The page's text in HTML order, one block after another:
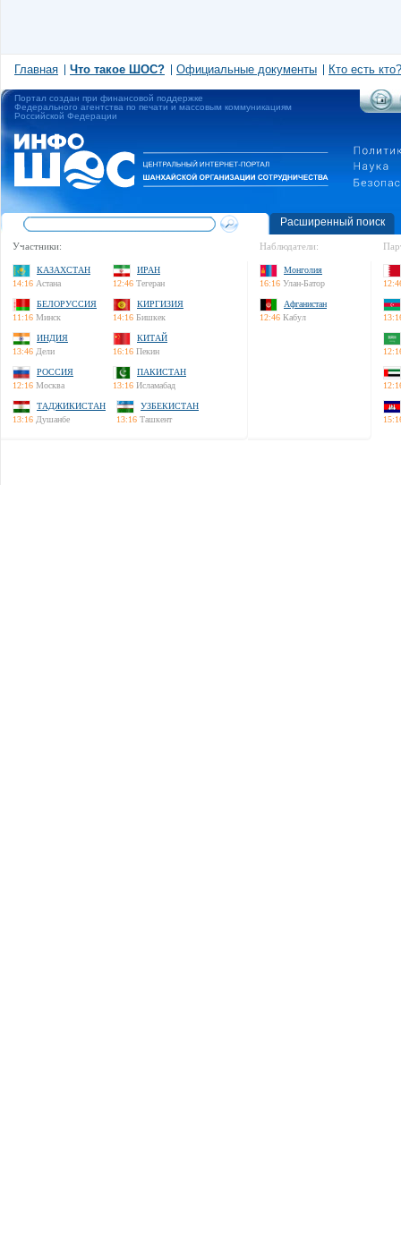
Главная Что такое ШОС? Официальные документы Кто есть кто?
Портал создан при финансовой поддержке
Федерального агентства по печати и массовым коммуникациям
Российской Федерации
Расширенный поиск
Участники:
КАЗАХСТАН
14:16 Астана
ИРАН
12:46 Тегеран
БЕЛОРУССИЯ
11:16 Минск
КИРГИЗИЯ
14:16 Бишкек
ИНДИЯ
13:46 Дели
КИТАЙ
16:16 Пекин
РОССИЯ
12:16 Москва
ПАКИСТАН
13:16 Исламабад
ТАДЖИКИСТАН
13:16 Душанбе
УЗБЕКИСТАН
13:16 Ташкент
Наблюдатели:
Монголия
16:16 Улан-Батор
Афганистан
12:46 Кабул